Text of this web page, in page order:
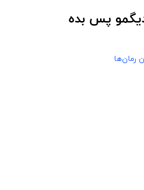
رمان‌ها